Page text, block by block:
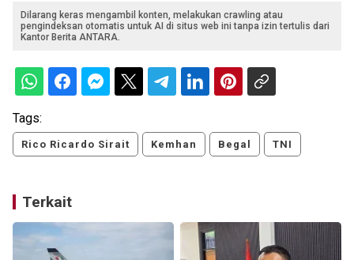
Dilarang keras mengambil konten, melakukan crawling atau
pengindeksan otomatis untuk AI di situs web ini tanpa izin tertulis dari
Kantor Berita ANTARA.
Tags:
Rico Ricardo Sirait Kemhan Begal TNI
Terkait